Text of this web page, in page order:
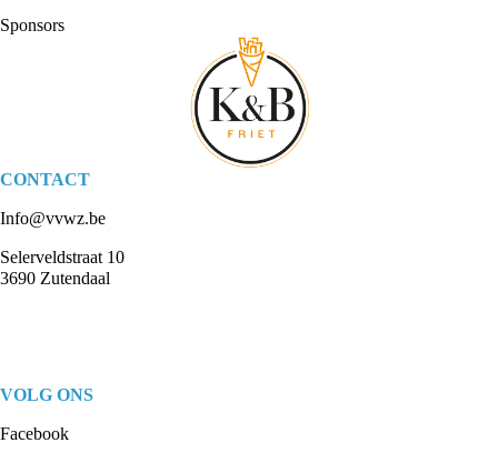
Sponsors
CONTACT
Info@vvwz.be
Selerveldstraat 10
3690 Zutendaal
VOLG ONS
Facebook